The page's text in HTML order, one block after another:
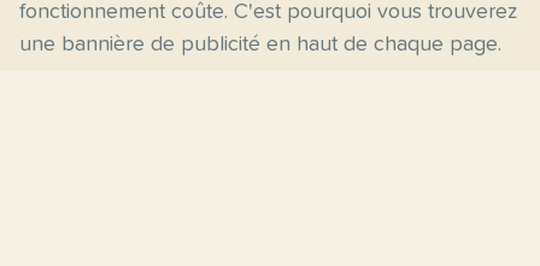
fonctionnement coûte. C'est pourquoi vous trouverez
une bannière de publicité en haut de chaque page.